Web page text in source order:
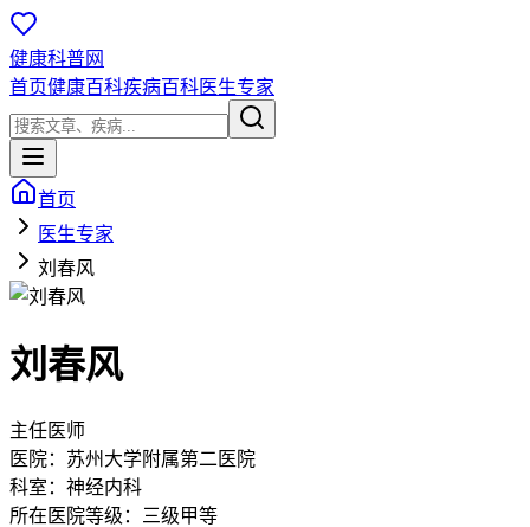
健康科普网
首页健康百科疾病百科医生专家
首页
医生专家
刘春风
刘春风
主任医师
医院： 苏州大学附属第二医院
科室： 神经内科
所在医院等级：
三级甲等